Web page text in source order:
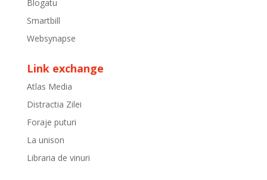
Blogatu
Smartbill
Websynapse
Link exchange
Atlas Media
Distractia Zilei
Foraje puturi
La unison
Libraria de vinuri